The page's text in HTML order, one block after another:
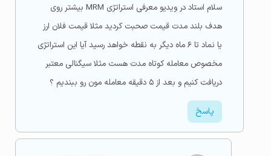
سلام استاد در ویدیو معرفی استراتژی MRM بیشتر روی
هدف بلند مدت قیمت صحبت کردید مثلا قیمت فلان ارز
یا نماد تا ۶ ماه دیگر به نقطه خواهد رسید آیا این استراتژی
مخصوص معامله کوتاه مدت هست مثلا سیگنالی معتبر
دریافت کنیم و بعد از ۵ دقیقه معامله مون رو ببندیم ؟
پاسخ